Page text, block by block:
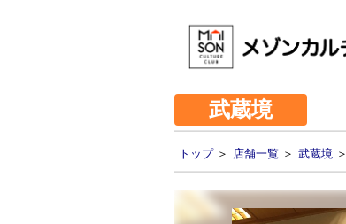
武蔵境
トップ＞ 店舗一覧 ＞ 武蔵境 ＞